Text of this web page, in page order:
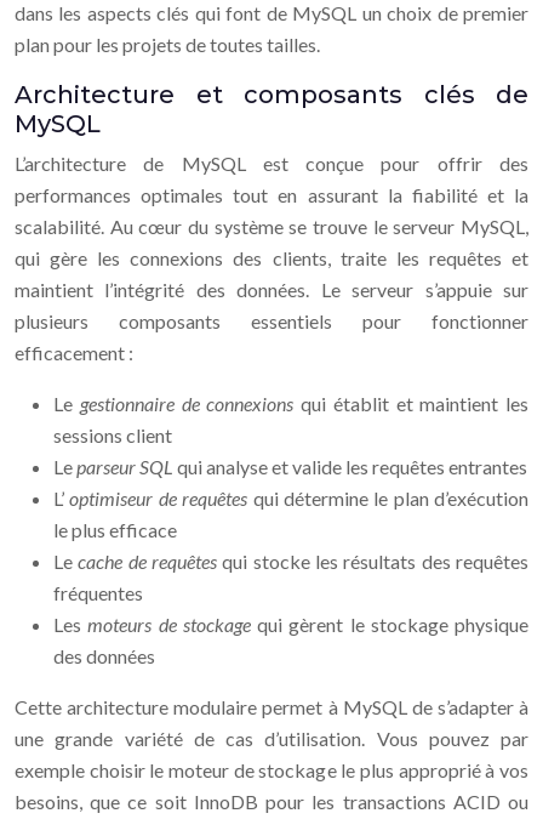
dans les aspects clés qui font de MySQL un choix de premier
plan pour les projets de toutes tailles.
Architecture et composants clés de
MySQL
L’architecture de MySQL est conçue pour offrir des
performances optimales tout en assurant la fiabilité et la
scalabilité. Au cœur du système se trouve le serveur MySQL,
qui gère les connexions des clients, traite les requêtes et
maintient l’intégrité des données. Le serveur s’appuie sur
plusieurs composants essentiels pour fonctionner
efficacement :
Le gestionnaire de connexions qui établit et maintient les
sessions client
Leparseur SQL qui analyse et valide les requêtes entrantes
L’optimiseur de requêtes qui détermine le plan d’exécution
le plus efficace
Lecache de requêtesqui stocke les résultats des requêtes
fréquentes
Lesmoteurs de stockage qui gèrent le stockage physique
des données
Cette architecture modulaire permet à MySQL de s’adapter à
une grande variété de cas d’utilisation. Vous pouvez par
exemple choisir le moteur de stockage le plus approprié à vos
besoins, que ce soit InnoDB pour les transactions ACID ou